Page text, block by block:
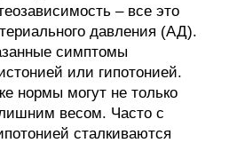
– все это
давления (АД).
симптомы
или гипотонией.
нормы могут не только
весом. Часто с
сталкиваются